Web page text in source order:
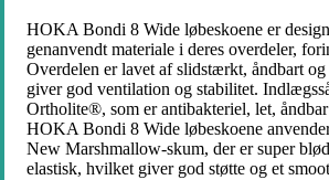
HOKA Bondi 8 Wide løbeskoene er
genanvendt materiale i deres overdeler,
Overdelen er lavet af slidstærkt, åndbart og
giver god ventilation og stabilitet.
Ortholite®, som er antibakteriel, let,
HOKA Bondi 8 Wide løbeskoene
New Marshmallow-skum, der er super
elastisk, hvilket giver god støtte og et